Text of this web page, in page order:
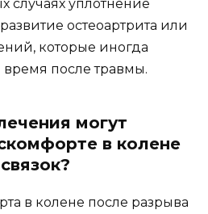
случаях уплотнение
остеоартрита или
которые иногда
время после травмы.
могут
в колене
в колене после разрыва